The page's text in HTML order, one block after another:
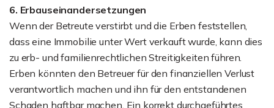
6. Erbauseinandersetzungen
Wenn der Betreute verstirbt und die Erben feststellen,
dass eine Immobilie unter Wert verkauft wurde, kann dies
zu erb- und familienrechtlichen Streitigkeiten führen.
Erben könnten den Betreuer für den finanziellen Verlust
verantwortlich machen und ihn für den entstandenen
Schaden haftbar machen. Ein korrekt durchgeführtes